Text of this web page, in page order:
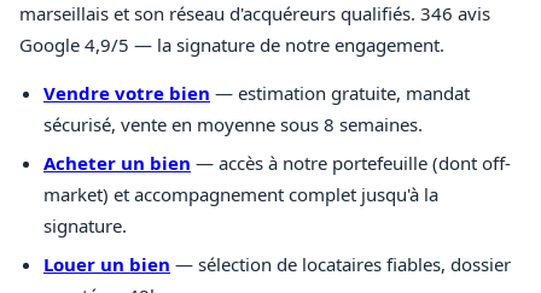
marseillais et son réseau d'acquéreurs qualifiés. 346 avis
Google 4,9/5 — la signature de notre engagement.
Vendre votre bien — estimation gratuite, mandat
sécurisé, vente en moyenne sous 8 semaines.
Acheter un bien — accès à notre portefeuille (dont off-
market) et accompagnement complet jusqu'à la
signature.
Louer un bien — sélection de locataires fiables, dossier